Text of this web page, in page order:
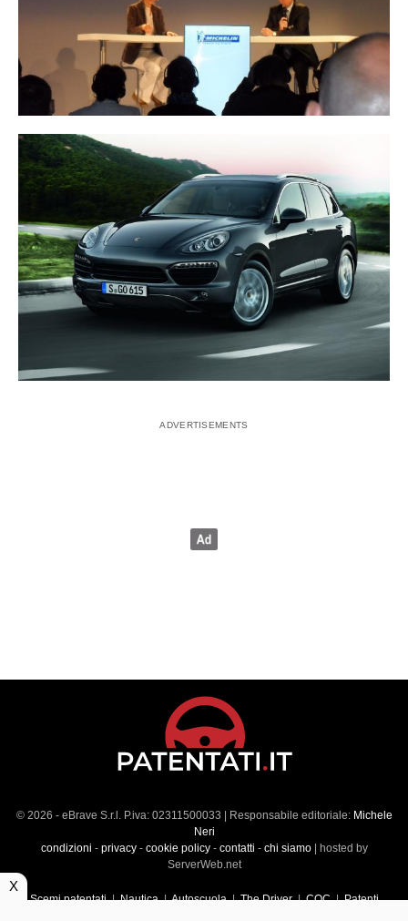
© 2026 - eBrave S.r.l. P.iva: 02311500033 | Responsabile editoriale: Michele
Neri
condizioni - privacy- cookie policy- contatti - chi siamo| hosted by
ServerWeb.net
Scemi patentati|Nautica|Autoscuola|The Driver|CQC|Patenti
X